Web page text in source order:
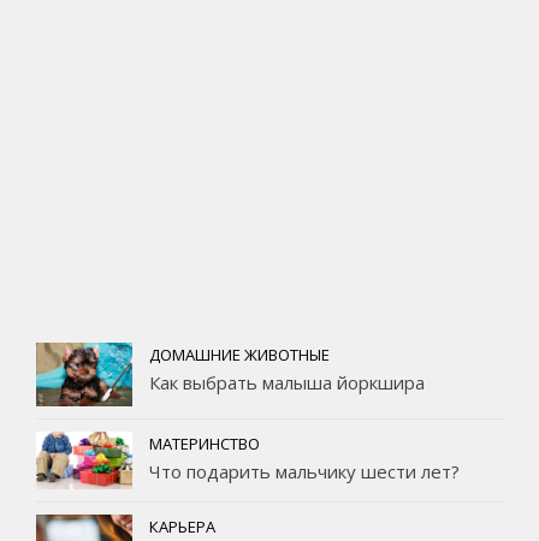
ДОМАШНИЕ ЖИВОТНЫЕ
Как выбрать малыша йоркшира
МАТЕРИНСТВО
Что подарить мальчику шести лет?
КАРЬЕРА